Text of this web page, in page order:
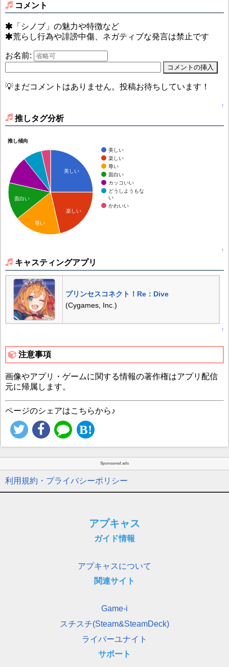
コメント
「シノブ」の魅力や特徴など
荒らし行為や誹謗中傷、ネガティブな発言は禁止です
お名前:
💡まだコメントはありません。投稿お待ちしています！
↑
推しタグ分析
推し傾向
美しい
楽しい
尊い
面白い
カッコいい
どうしようもな
い
かわいい
美しい
楽しい
面白い
尊い
↑
キャスティングアプリ
プリンセスコネクト！Re：Dive
(Cygames, Inc.)
↑
注意事項
画像やアプリ・ゲームに関する情報の著作権はアプリ配信
元に帰属します。
ページのシェアはこちらから♪
Sponsored ads
利用規約・プライバシーポリシー
アプキャス
ガイド情報
アプキャスについて
関連サイト
Game-i
スチスチ(Steam&SteamDeck)
ライバーユナイト
サポート